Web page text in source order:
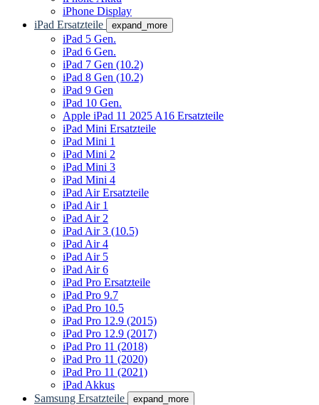
iPhone Display
iPad Ersatzteile
expand_more
iPad 5 Gen.
iPad 6 Gen.
iPad 7 Gen (10.2)
iPad 8 Gen (10.2)
iPad 9 Gen
iPad 10 Gen.
Apple iPad 11 2025 A16 Ersatzteile
iPad Mini Ersatzteile
iPad Mini 1
iPad Mini 2
iPad Mini 3
iPad Mini 4
iPad Air Ersatzteile
iPad Air 1
iPad Air 2
iPad Air 3 (10.5)
iPad Air 4
iPad Air 5
iPad Air 6
iPad Pro Ersatzteile
iPad Pro 9.7
iPad Pro 10.5
iPad Pro 12.9 (2015)
iPad Pro 12.9 (2017)
iPad Pro 11 (2018)
iPad Pro 11 (2020)
iPad Pro 11 (2021)
iPad Akkus
Samsung Ersatzteile
expand_more